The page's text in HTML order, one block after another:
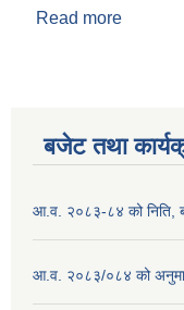
Read more
बजेट तथा
आ.व. २०८३-८४ को निति,
आ.व. २०८३/०८४ को